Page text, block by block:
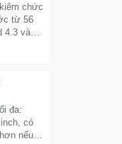
chức
từ 56
4.3 và
đa:
có
nếu